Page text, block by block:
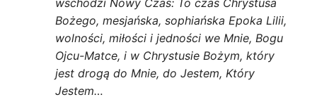
wschodzi Nowy Czas: To czas Chrystusa
Bożego, mesjańska, sophiańska Epoka Lilii,
wolności, miłości i jedności we Mnie, Bogu
Ojcu-Matce, i w Chrystusie Bożym, który
jest drogą do Mnie, do Jestem, Który
Jestem…